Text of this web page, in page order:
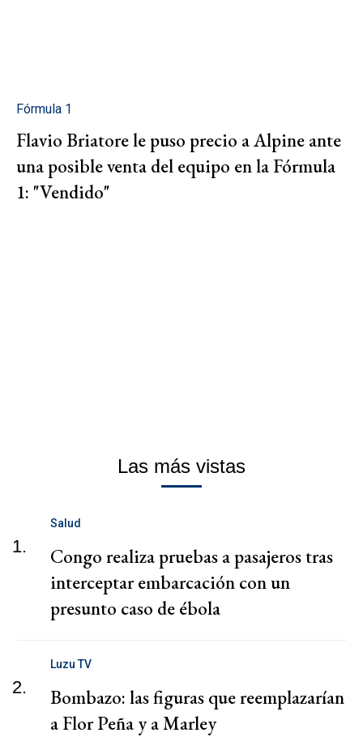
Fórmula 1
Flavio Briatore le puso precio a Alpine ante
una posible venta del equipo en la Fórmula
1: "Vendido"
Las más vistas
1.
Salud
Congo realiza pruebas a pasajeros tras
interceptar embarcación con un
presunto caso de ébola
2.
Luzu TV
Bombazo: las figuras que reemplazarían
a Flor Peña y a Marley